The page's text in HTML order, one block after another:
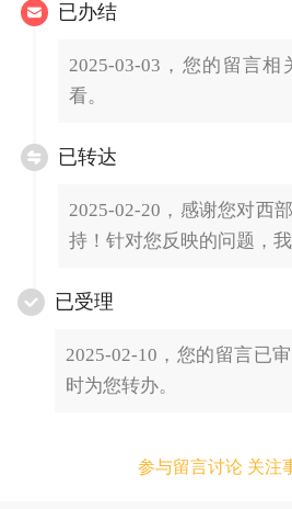
已办结
2025-03-03，您的留言
看。
已转达
2025-02-20，感谢您对西
持！针对您反映的问题，
已受理
2025-02-10，您的留言已
时为您转办。
参与留言讨论 关注